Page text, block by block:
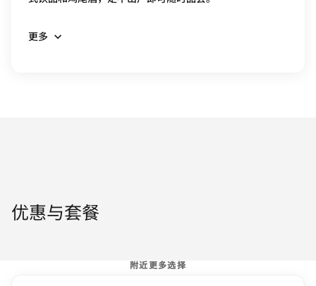
更多
优惠与套餐
附近更多选择